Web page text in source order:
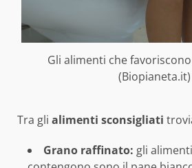
Gli alimenti che
(Biopianeta.it)
Tra gli alimenti sconsigliati
Grano raffinato: gli